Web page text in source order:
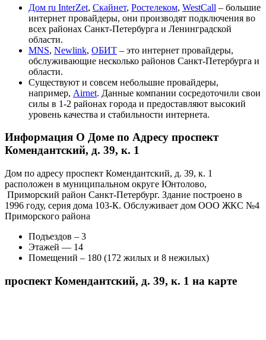
Дом ru InterZet, Скайнет, Ростелеком, WestCall – большие
интернет провайдеры, они производят подключения во
всех районах Санкт-Петербурга и Ленинградской
области.
MNS, Newlink, ОБИТ – это интернет провайдеры,
обслуживающие несколько районов Санкт-Петербурга и
области.
Существуют и совсем небольшие провайдеры,
например, Airnet. Данные компании сосредоточили свои
силы в 1-2 районах города и предоставляют высокий
уровень качества и стабильности интернета.
Информация О Доме по Адресу проспект
Комендантский, д. 39, к. 1
Дом по адресу проспект Комендантский, д. 39, к. 1
расположен в муниципальном округе Юнтолово,
Приморский район Санкт-Петербург. Здание построено в
1996 году, серия дома 103-К. Обслуживает дом ООО ЖКС №4
Приморского района
Подъездов – 3
Этажей — 14
Помещений – 180 (172 жилых и 8 нежилых)
проспект Комендантский, д. 39, к. 1 на карте